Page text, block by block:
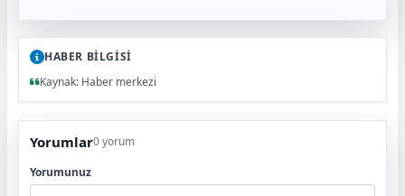
HABER BİLGİSİ
Kaynak: Haber merkezi
Yorumlar0 yorum
Yorumunuz